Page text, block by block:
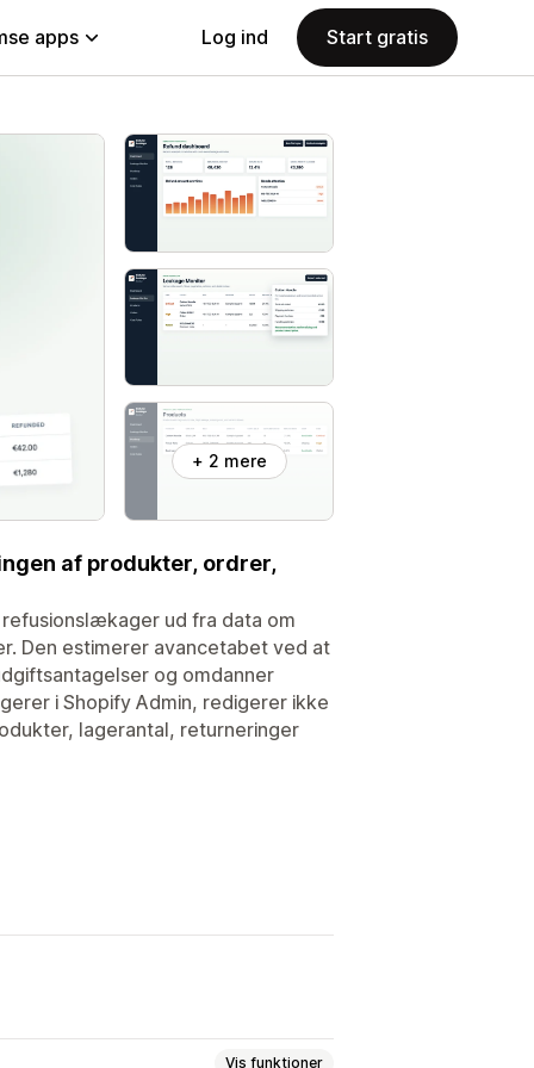
apps Log ind Start gratis
+ 2 mere
af produkter, ordrer,
ud fra data om
Den estimerer avancetabet ved at
og omdanner
i Shopify Admin, redigerer ikke
lagerantal, returneringer
Vis funktioner